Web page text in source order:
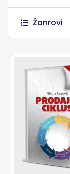
Žanrovi